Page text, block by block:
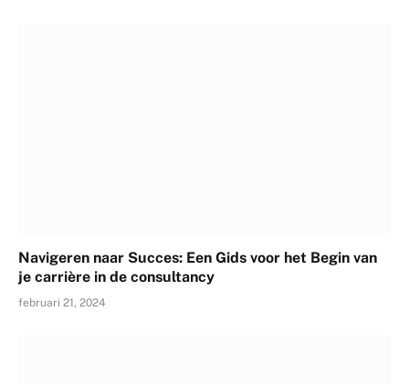
Navigeren naar Succes: Een Gids voor het Begin van
je carrière in de consultancy
februari 21, 2024